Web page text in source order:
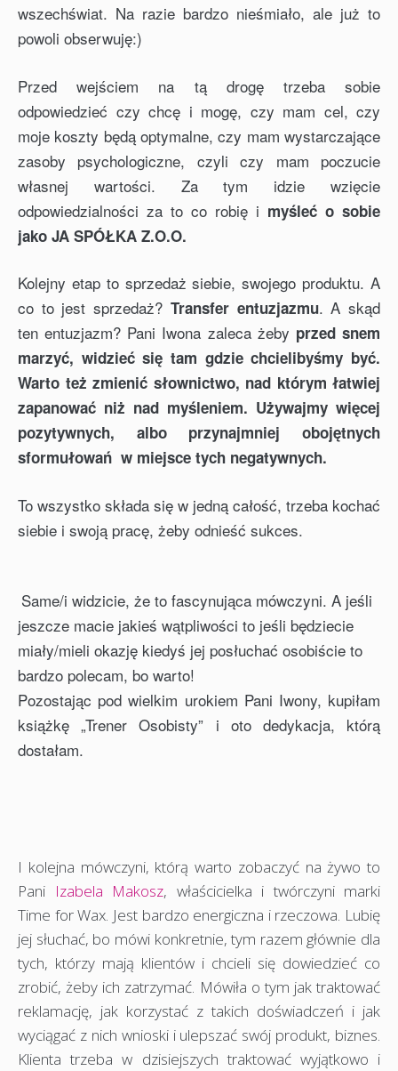
wszechświat. Na razie bardzo nieśmiało, ale już to
powoli obserwuję:)
Przed wejściem na tą drogę trzeba sobie
odpowiedzieć czy chcę i mogę, czy mam cel, czy
moje koszty będą optymalne, czy mam wystarczające
zasoby psychologiczne, czyli czy mam poczucie
własnej wartości. Za tym idzie wzięcie
odpowiedzialności za to co robię i myśleć o sobie
jako JA SPÓŁKA Z.O.O.
Kolejny etap to sprzedaż siebie, swojego produktu. A
co to jest sprzedaż? Transfer entuzjazmu. A skąd
ten entuzjazm? Pani Iwona zaleca żeby przed snem
marzyć, widzieć się tam gdzie chcielibyśmy być.
Warto też zmienić słownictwo, nad którym łatwiej
zapanować niż nad myśleniem. Używajmy więcej
pozytywnych, albo przynajmniej obojętnych
sformułowań w miejsce tych negatywnych.
To wszystko składa się w jedną całość, trzeba kochać
siebie i swoją pracę, żeby odnieść sukces.
Same/i widzicie, że to fascynująca mówczyni. A jeśli
jeszcze macie jakieś wątpliwości to jeśli będziecie
miały/mieli okazję kiedyś jej posłuchać osobiście to
bardzo polecam, bo warto!
Pozostając pod wielkim urokiem Pani Iwony, kupiłam
książkę „Trener Osobisty” i oto dedykacja, którą
dostałam.
I kolejna mówczyni, którą warto zobaczyć na żywo to
Pani Izabela Makosz, właścicielka i twórczyni marki
Time for Wax. Jest bardzo energiczna i rzeczowa. Lubię
jej słuchać, bo mówi konkretnie, tym razem głównie dla
tych, którzy mają klientów i chcieli się dowiedzieć co
zrobić, żeby ich zatrzymać. Mówiła o tym jak traktować
reklamację, jak korzystać z takich doświadczeń i jak
wyciągać z nich wnioski i ulepszać swój produkt, biznes.
Klienta trzeba w dzisiejszych traktować wyjątkowo i